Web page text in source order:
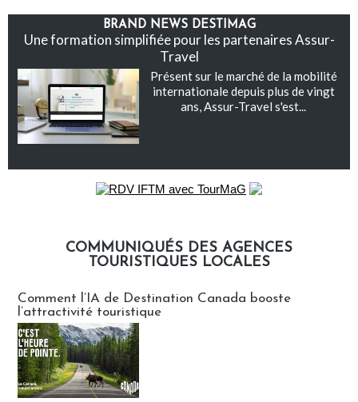
BRAND NEWS DESTIMAG
Une formation simplifiée pour les partenaires Assur-
Travel
Présent sur le marché de la mobilité
internationale depuis plus de vingt
ans, Assur-Travel s'est...
COMMUNIQUÉS DES AGENCES
TOURISTIQUES LOCALES
Comment l’IA de Destination Canada booste
l’attractivité touristique